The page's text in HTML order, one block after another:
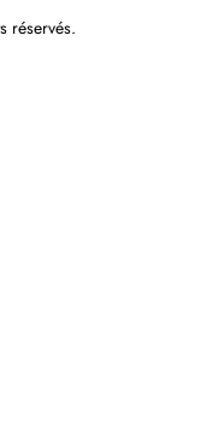
réservés.